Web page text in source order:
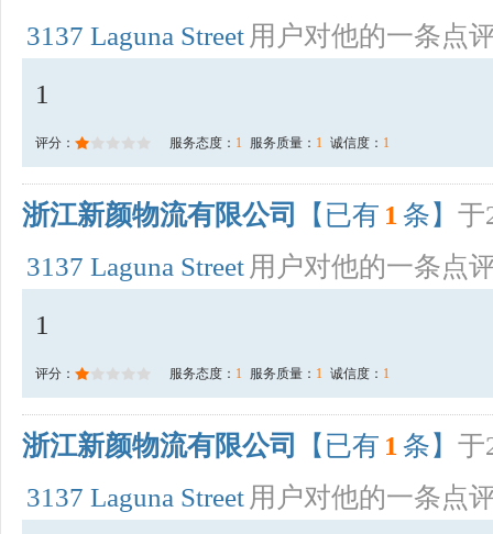
3137 Laguna Street 用户对他的一条点
1
评分： 服务态度： 1 服务质量： 1 诚信度： 1
浙江新颜物流有限公司 【已有 1 条】 于
3137 Laguna Street 用户对他的一条点
1
评分： 服务态度： 1 服务质量： 1 诚信度： 1
浙江新颜物流有限公司 【已有 1 条】 于
3137 Laguna Street 用户对他的一条点